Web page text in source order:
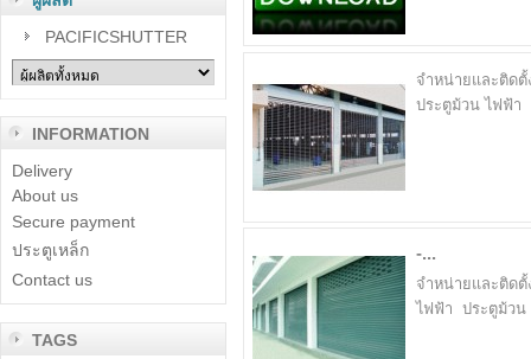
PACIFICSHUTTER
INFORMATION
Delivery
About us
Secure payment
ประตูเหล็ก
Contact us
TAGS
จำหน่ายและติด
ประตูม้วน ไฟฟ้า
-...
จำหน่ายและติด
ไฟฟ้า ประตูม้ว